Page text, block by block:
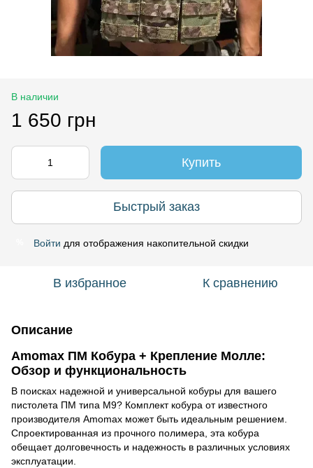
В наличии
1 650 грн
Купить
Быстрый заказ
Войти для отображения накопительной скидки
В избранное К сравнению
Описание
Amomax ПМ Кобура + Крепление Молле:
Обзор и функциональность
В поисках надежной и универсальной кобуры для вашего
пистолета ПМ типа М9? Комплект кобура от известного
производителя Amomax может быть идеальным решением.
Спроектированная из прочного полимера, эта кобура
обещает долговечность и надежность в различных условиях
эксплуатации.